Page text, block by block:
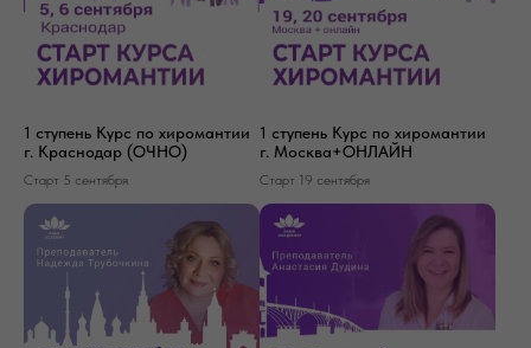
1 ступень Курс по хиромантии
г. Краснодар (ОЧНО)
Старт 5 сентября
1 ступень Курс по хиромантии
г. Москва+ОНЛАЙН
Старт 19 сентября